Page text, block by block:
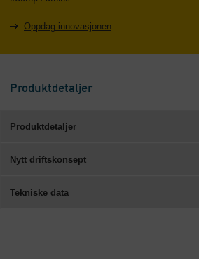
Oppdag innovasjonen
Produktdetaljer
Produktdetaljer
Nytt driftskonsept
Tekniske data